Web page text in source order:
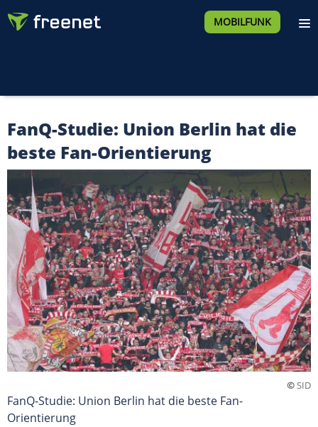
MOBILFUNK
FanQ-Studie: Union Berlin hat die
beste Fan-Orientierung
©SID
FanQ-Studie: Union Berlin hat die beste Fan-
Orientierung